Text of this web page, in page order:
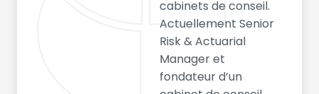
cabinets de conseil.
Actuellement Senior
Risk & Actuarial
Manager et
fondateur d’un